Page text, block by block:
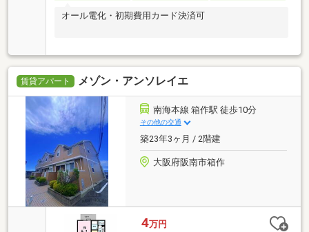
オール電化・初期費用カード決済可
賃貸アパート メゾン・アンソレイエ
南海本線 箱作駅 徒歩10分
その他の交通
築23年3ヶ月 / 2階建
大阪府阪南市箱作
4万円